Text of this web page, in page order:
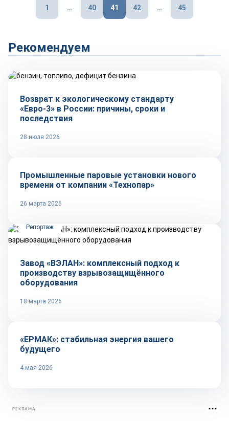
Пагинация
записей
1 … 40 41 42 … 45
Рекомендуем
Возврат к экологическому стандарту
«Евро-3» в России: причины, сроки и
последствия
28 июля 2026
Репортаж
Промышленные паровые установки нового
времени от компании «Технопар»
26 марта 2026
Репортаж
Завод «ВЭЛАН»: комплексный подход к
производству взрывозащищённого
оборудования
18 марта 2026
Репортаж
«ЕРМАК»: стабильная энергия вашего
будущего
4 мая 2026
РЕКЛАМА